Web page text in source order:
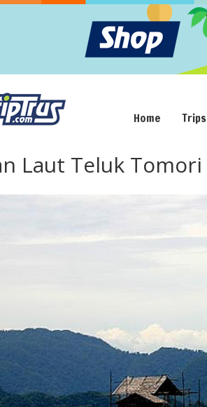
Home Trips
Laut Teluk Tomori